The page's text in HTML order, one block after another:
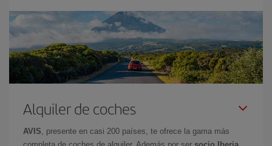
Alquiler de coches
AVIS , presente en casi 200 países, te ofrece la gama más